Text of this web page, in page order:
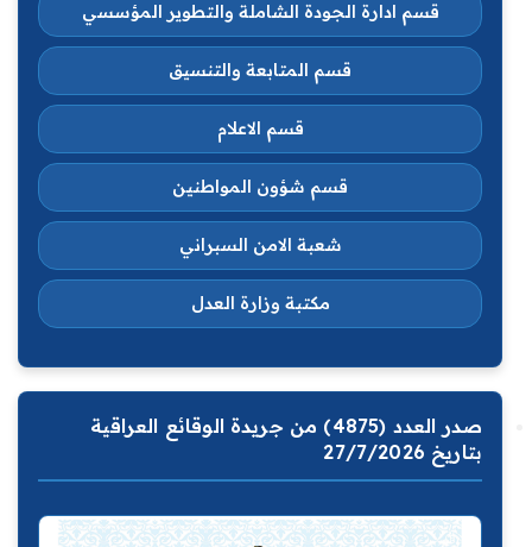
قسم ادارة الجودة الشاملة والتطوير المؤسسي
قسم المتابعة والتنسيق
قسم الاعلام
قسم شؤون المواطنين
شعبة الامن السبراني
مكتبة وزارة العدل
صدر العدد (4875) من جريدة الوقائع العراقية
بتاريخ 27/7/2026